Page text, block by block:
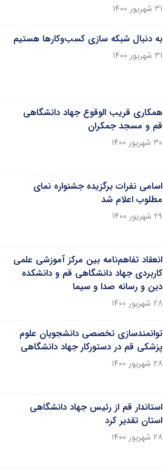
۳۱ شهریور ۱۴۰۰
به دنبال شبکه سازی کسب‌وکارها هستیم
۳۱ شهریور ۱۴۰۰
همکاری قریب الوقوع جهاد دانشگاهی
قم و مسجد جمکران
۳۰ شهریور ۱۴۰۰
اسامی نفرات برگزیده جشنواره نمای
مطلوب اعلام شد
۲۹ شهریور ۱۴۰۰
انعقاد تفاهم‌نامه بین مرکز آموزشی علمی
کاربردی جهاد دانشگاهی قم و دانشکده
دین و رسانه صدا و سیما
۲۸ شهریور ۱۴۰۰
توانمندسازی تخصصی دانشجویان علوم
پزشکی قم در دستورکار جهاد دانشگاهی
۲۸ شهریور ۱۴۰۰
استاندار قم از رئیس جهاد دانشگاهی
استان تقدیر کرد
۲۸ شهریور ۱۴۰۰